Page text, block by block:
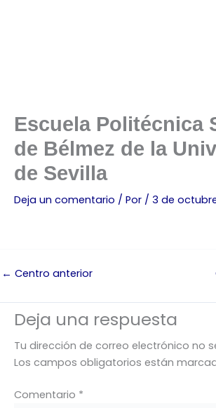
Escuela Politécnica
de Bélmez de la
de Sevilla
Deja un comentario / Por / 3 de
← Centro anterior
Deja una respuesta
Tu dirección de correo electrónico no
Los campos obligatorios están
Comentario *